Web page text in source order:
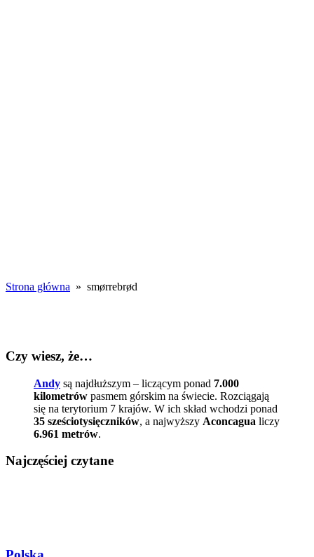
Strona główna » smørrebrød
Czy wiesz, że…
Andy są najdłuższym – liczącym ponad 7.000
kilometrów pasmem górskim na świecie. Rozciągają
się na terytorium 7 krajów. W ich skład wchodzi ponad
35 sześciotysięczników, a najwyższy Aconcagua liczy
6.961 metrów.
Najczęściej czytane